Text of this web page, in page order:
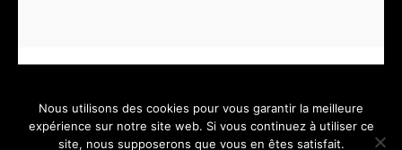
Nous utilisons des cookies pour vous garantir la meilleure
expérience sur notre site web. Si vous continuez à utiliser ce
site, nous supposerons que vous en êtes satisfait.